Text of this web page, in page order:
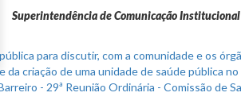
Superintendência de Comunicação Institucional